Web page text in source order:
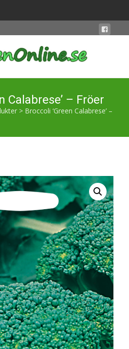
Calabrese’ – Fröer
> Broccoli ‘Green Calabrese’ –